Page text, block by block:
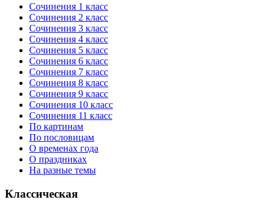
темном
царстве»
—
сочинение"
Сочинения 1 класс
Сочинения 2 класс
Сочинения 3 класс
Сочинения 4 класс
Сочинения 5 класс
Сочинения 6 класс
Сочинения 7 класс
Сочинения 8 класс
Сочинения 9 класс
Сочинения 10 класс
Сочинения 11 класс
По картинам
По пословицам
О временах года
О праздниках
На разные темы
Классическая